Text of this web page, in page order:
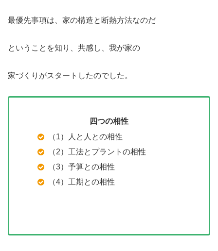
最優先事項は、家の構造と断熱方法なのだ
ということを知り、共感し、我が家の
家づくりがスタートしたのでした。
四つの相性
（1）人と人との相性
（2）工法とプラントの相性
（3）予算との相性
（4）工期との相性